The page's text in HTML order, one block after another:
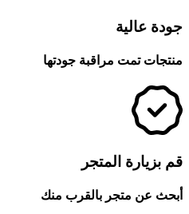
جودة عالية
منتجات تمت مراقبة جودتها
قم بزيارة المتجر
أبحث عن متجر بالقرب منك